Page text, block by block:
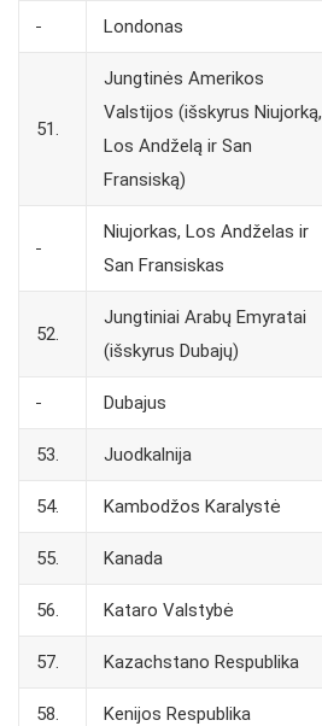
Londonas
51.
Jungtinės Amerikos
Valstijos (išskyrus Niujorką,
Los Andželą ir San
Fransiską)
Niujorkas, Los Andželas ir
San Fransiskas
52.
Jungtiniai Arabų Emyratai
(išskyrus Dubajų)
Dubajus
53. Juodkalnija
54. Kambodžos Karalystė
55. Kanada
56. Kataro Valstybė
57. Kazachstano Respublika
58. Kenijos Respublika